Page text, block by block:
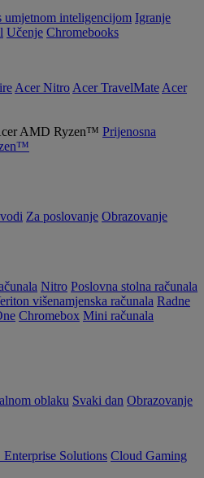
umjetnom inteligencijom Igranje
Učenje Chromebooks
Acer Nitro Acer TravelMate Acer
Prijenosna
Za poslovanje Obrazovanje
Nitro Poslovna stolna računala
višenamjenska računala Radne
Chromebox Mini računala
oblaku Svaki dan Obrazovanje
Enterprise Solutions Cloud Gaming